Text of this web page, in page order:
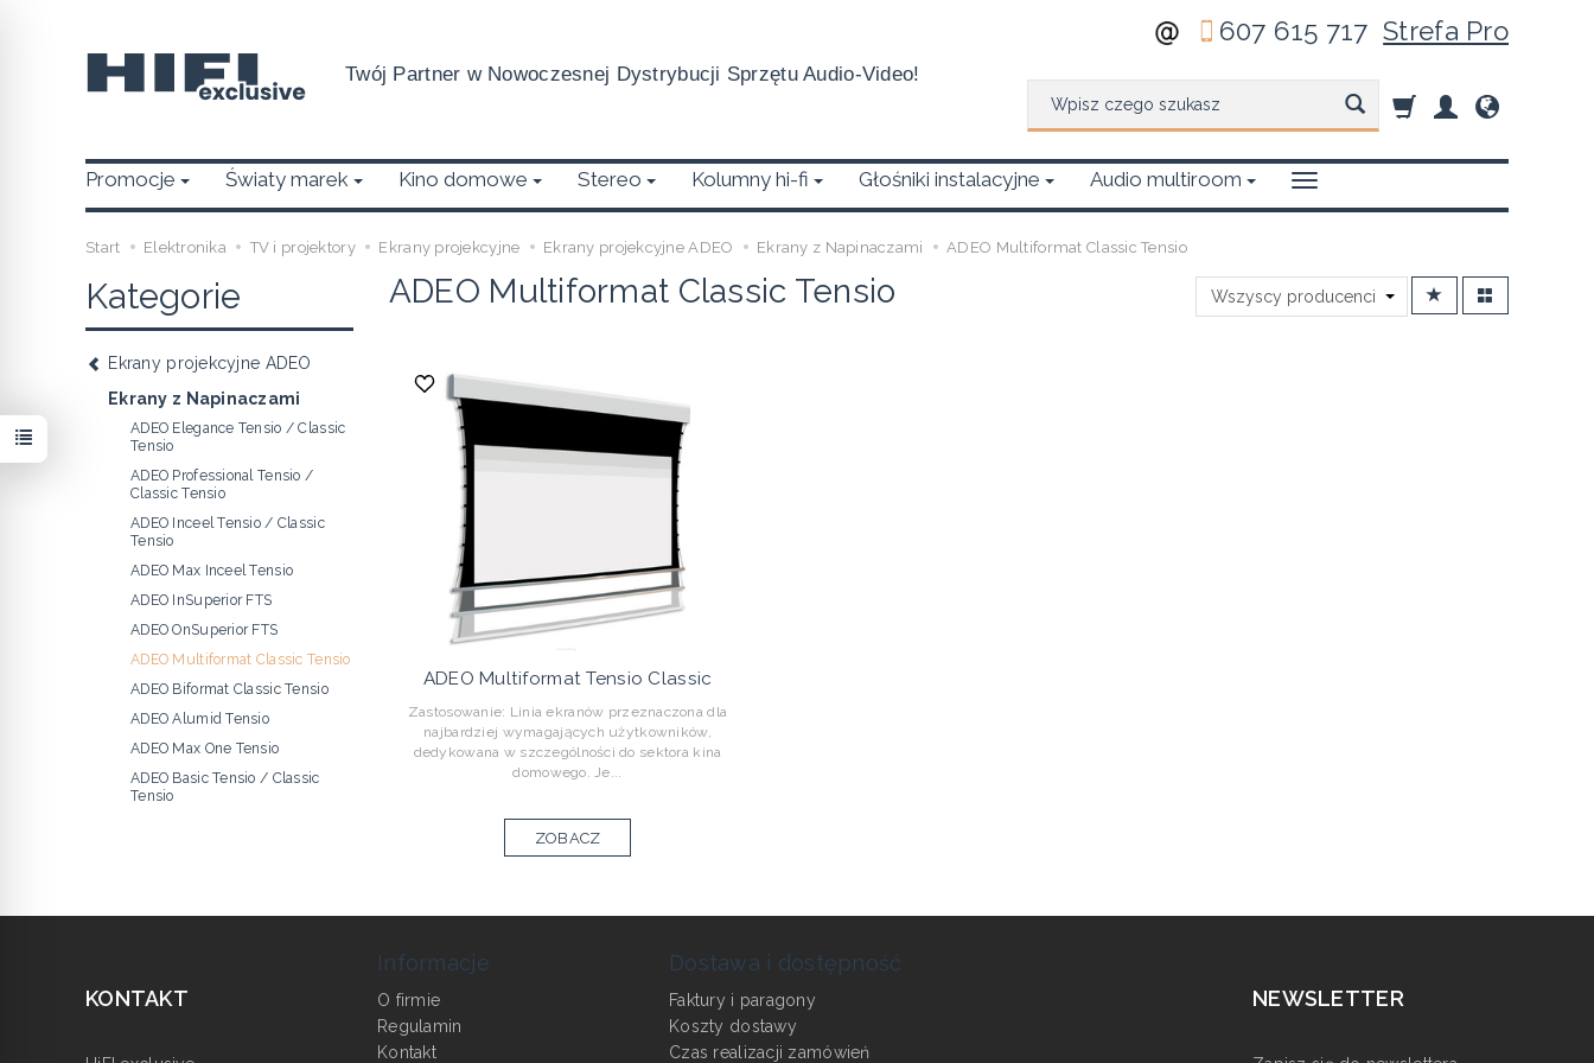
Twój Partner w Nowoczesnej Dystrybucji Sprzętu Audio-Video!
607 615 717Strefa Pro
Promocje Światy marek Kino domowe Stereo Kolumny hi-fi Głośniki instalacyjne Audio multiroom
Start Elektronika TV i projektory Ekrany projekcyjne Ekrany projekcyjne ADEO Ekrany z Napinaczami ADEO Multiformat Classic Tensio
ADEO Multiformat Classic Tensio
ADEO Multiformat Tensio Classic
Zastosowanie: Linia ekranów przeznaczona dla
najbardziej wymagających użytkowników,
dedykowana w szczególności do sektora kina
domowego. Je...
ZOBACZ
Kategorie
Ekrany projekcyjne ADEO
Ekrany z Napinaczami
ADEO Elegance Tensio / Classic
Tensio
ADEO Professional Tensio /
Classic Tensio
ADEO Inceel Tensio / Classic
Tensio
ADEO Max Inceel Tensio
ADEO InSuperior FTS
ADEO OnSuperior FTS
ADEO Multiformat Classic Tensio
ADEO Biformat Classic Tensio
ADEO Alumid Tensio
ADEO Max One Tensio
ADEO Basic Tensio / Classic
Tensio
KONTAKT
Informacje
O firmie
Regulamin
Kontakt
Dostawa i dostępność
Faktury i paragony
Koszty dostawy
Czas realizacji zamówień
NEWSLETTER